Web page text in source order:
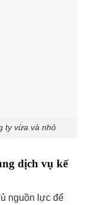
ty vừa và nhỏ
dịch vụ kế
nguồn lực để